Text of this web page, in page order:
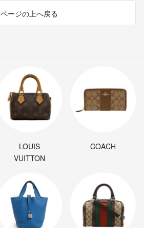
ページの上へ戻る
LOUIS
VUITTON
COACH